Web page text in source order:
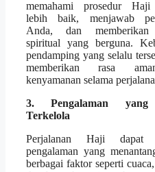
memahami prosedur Haji
lebih baik, menjawab
Anda, dan memberikan
spiritual yang berguna.
pendamping yang selalu
memberikan rasa
kenyamanan selama
3. Pengalaman
Terkelola
Perjalanan Haji dapat
pengalaman yang
berbagai faktor seperti